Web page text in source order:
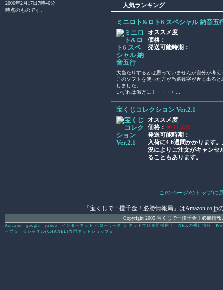
人気ランキング
ミニロト&ロト6 スペシャル 納音五
オススメ度
価格：
発送可能時期：
大当たりするとは思っていませんが自分が考え
このソフトを使った方が当選数字が近く出ると
しました。
いずれは億万に！・・・< ...
宝くじコレクション Ver.2.1
オススメ度
価格： ￥ 11,223
発送可能時期：
入荷に4-6週間かかります
況によりご注文がキャンセ
ることもあります。
2006年2月17日7時46分
時点のものです。
このページのトップに
『宝くじで一攫千金！必勝情報局』はAmazon.co.jp
Copyright 2005 宝くじで一攫千金！必勝情報
Amazon google yahoo インターネット ハローワーク ☆ ネットで仕事即採用！ NHKの番組情報
ップ☆
☆シャネル(CHANEL)専門ネットショップ☆